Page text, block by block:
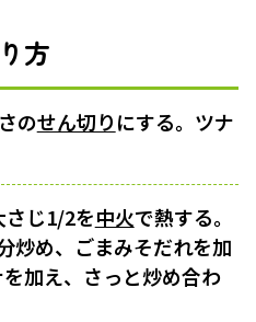
方
のせん切りにする。ツナ
じ1/2を中火で熱する。
炒め、ごまみそだれを加
加え、さっと炒め合わ